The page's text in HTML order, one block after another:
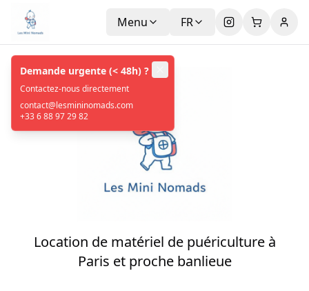
Menu FR
Demande urgente (< 48h) ?
Contactez-nous directement
contact@lesmininomads.com
+33 6 88 97 29 82
Location de matériel de puériculture à
Paris et proche banlieue